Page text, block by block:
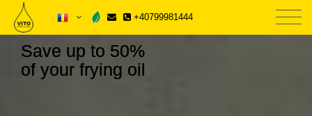
+40799981444
Save up to 50%
of your frying oil